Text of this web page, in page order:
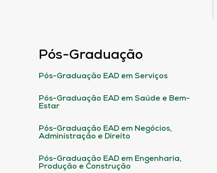
Pós-Graduação
Pós-Graduação EAD em Serviços
Pós-Graduação EAD em Saúde e Bem-
Estar
Pós-Graduação EAD em Negócios,
Administração e Direito
Pós-Graduação EAD em Engenharia,
Produção e Construção